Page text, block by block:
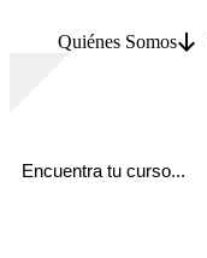
Quiénes Somos